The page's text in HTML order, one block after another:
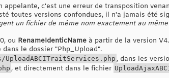
c'est une erreur de transposition
toutes versions confondues, il n'a jamais été
un fichier de même nom exactement au
ou RenameIdenticName à partir de la version
le dossier "Php_Upload".
UploadABCITraitServices.php, dans les
, et directement dans le fichier